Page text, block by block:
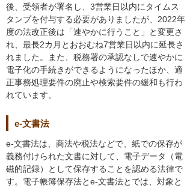
後、受領者が署名し、3営業日以内にタイムス
タンプを付与する必要がありましたが、2022年
度の法改正後は「速やかに行うこと」と変更さ
れ、最長2カ月とおおむね7営業日以内に延長さ
れました。また、税務署の承認なしで速やかに
電子化の手続きができるようになったほか、適
正事務処理要件の廃止や検索要件の緩和も行わ
れています。
e-文書法
e-文書法は、商法や税法などで、紙での保存が
義務付けられた文書に対して、電子データ（電
磁的記録）として保存することを認める法律で
す。電子帳簿保存法とe-文書法とでは、対象と